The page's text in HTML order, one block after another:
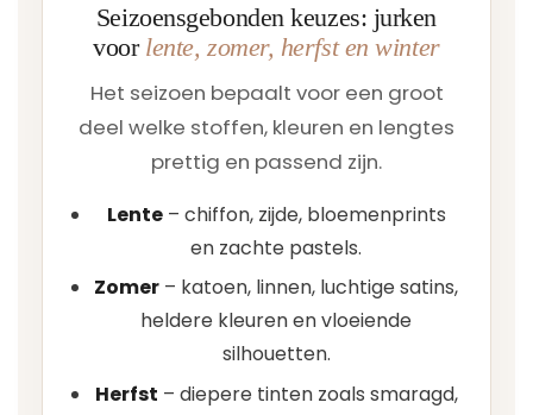
Seizoensgebonden keuzes: jurken
voor lente, zomer, herfst en winter
Het seizoen bepaalt voor een groot
deel welke stoffen, kleuren en lengtes
prettig en passend zijn.
Lente– chiffon, zijde, bloemenprints
en zachte pastels.
Zomer – katoen, linnen, luchtige satins,
heldere kleuren en vloeiende
silhouetten.
Herfst – diepere tinten zoals smaragd,